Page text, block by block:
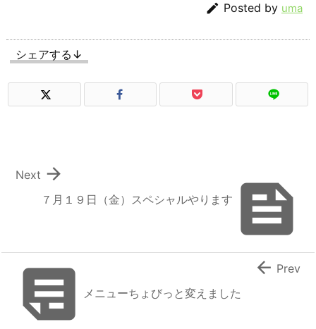
 Posted by uma
シェアする↓

７月１９日（金）スペシャルやります

Next
 メニューちょびっと変えました
 Prev